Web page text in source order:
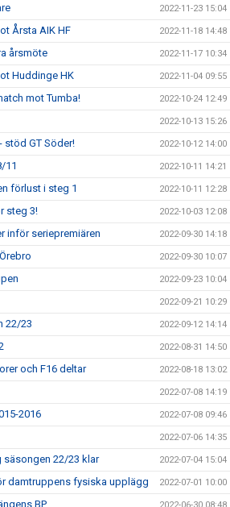
2022-11-23 15:04
Årsta AIK HF 2022-11-18 14:48
årsmöte 2022-11-17 10:34
Huddinge HK 2022-11-04 09:55
mot Tumba! 2022-10-24 12:49
2022-10-13 15:26
stöd GT Söder! 2022-10-12 14:00
11 2022-10-11 14:21
förlust i steg 1 2022-10-11 12:28
steg 3! 2022-10-03 12:08
inför seriepremiären 2022-09-30 14:18
2022-09-30 10:07
2022-09-23 10:04
2022-09-21 10:29
22/23 2022-09-12 14:14
2022-08-31 14:50
och F16 deltar 2022-08-18 13:02
2022-07-08 14:19
2016 2022-07-08 09:46
2022-07-06 14:35
säsongen 22/23 klar 2022-07-04 15:04
damtruppens fysiska upplägg 2022-07-01 10:00
BP 2022-06-30 08:48